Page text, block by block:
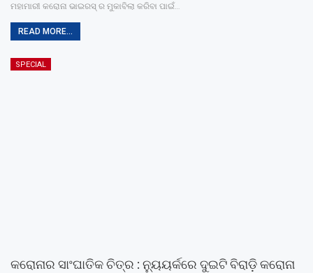
ମହାମାରୀ କରୋନା ଭାଇରସ୍ ର ମୁକାବିଲା କରିବା ପାଇଁ…
READ MORE...
SPECIAL
କରୋନାର ସାଂଘାତିକ ଚିତ୍ର : ନ୍ୟୁୟର୍କରେ ଦୁଇଟି ବିରାଡ଼ି କରୋନା